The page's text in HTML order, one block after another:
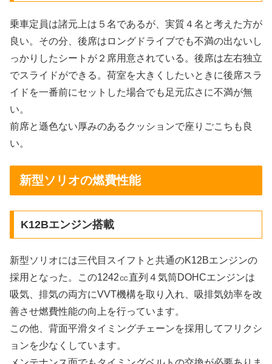
乗車定員は諸元上は５名であるが、実質４名と考えた方が
良い。その分、後席はロングドライブでも不満の出ないし
っかりしたシートが２席用意されている。後席は左右独立
でスライドができる。荷室を大きくしたいときに後席スラ
イドを一番前にセットした場合でも足元広さに不満が無
い。
前席と遜色ない厚みのあるクッションで座りごこちも良
い。
新型ソリオの燃費性能
K12Bエンジン搭載
新型ソリオには三代目スイフトと共通のK12Bエンジンの
採用となった。この1242㏄直列４気筒DOHCエンジンは
吸気、排気の両方にVVT機構を取り入れ、吸排気効率を改
善させ燃費性能の向上を行っています。
この他、背面平滑タイミングチェーンを採用してフリクシ
ョンを少なくしています。